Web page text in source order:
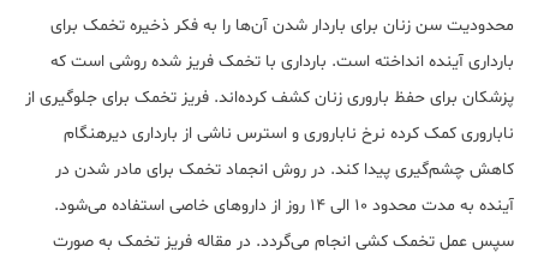
محدودیت سن زنان برای باردار شدن آن‌ها را به فکر ذخیره تخمک برای
بارداری آینده انداخته است. بارداری با تخمک فریز شده روشی است که
پزشکان برای حفظ باروری زنان کشف کرده‌‎اند. فریز تخمک برای جلوگیری از
ناباروری کمک کرده نرخ ناباروری و استرس ناشی از بارداری دیرهنگام
کاهش چشم‎‌گیری پیدا کند. در روش انجماد تخمک برای مادر شدن در
آینده به مدت محدود ۱۰ الی ۱۴ روز از داروهای خاصی استفاده می‎‌شود.
سپس عمل تخمک کشی انجام می‌گردد. در مقاله فریز تخمک به صورت